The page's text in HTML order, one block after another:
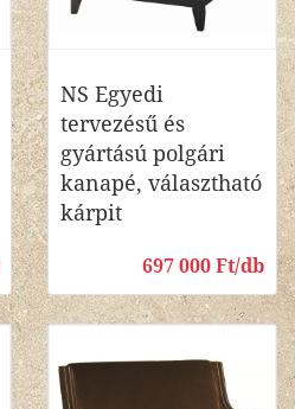
NS Egyedi
tervezésű és
gyártású polgári
kanapé, választható
kárpit
697 000 Ft/db